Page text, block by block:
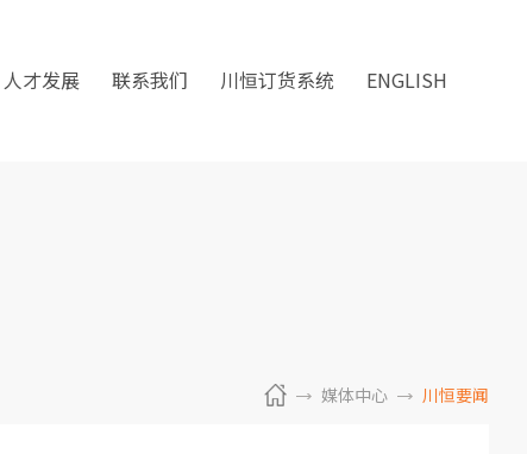
人才发展 联系我们 川恒订货系统 ENGLISH
媒体中心 川恒要闻